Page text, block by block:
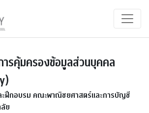
ารคุ้มครองข้อมูลส่วนบุคคล
ะฝึกอบรม คณะพาณิชยศาสตร์และการบัญชี
ย